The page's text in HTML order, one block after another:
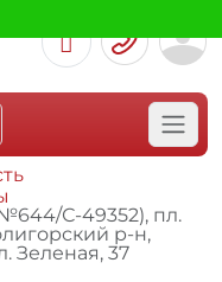
С-49352), пл.
р-н,
Зеленая, 37